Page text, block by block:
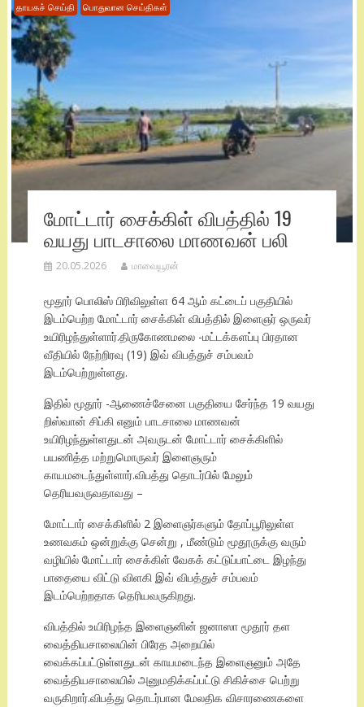
தாயகச் செய்தி பொதுவான செய்திகள்
மோட்டார் சைக்கிள் விபத்தில் 19
வயது பாடசாலை மாணவன் பலி
20.05.2026 மாவையூரன்
மூதூர் பொலிஸ் பிரிவிலுள்ள 64 ஆம் கட்டைப் பகுதியில்
இடம்பெற்ற மோட்டார் சைக்கிள் விபத்தில் இளைஞர் ஒருவர்
உயிரிழந்துள்ளார்.திருகோணமலை -மட்டக்களப்பு பிரதான
வீதியில் நேற்றிரவு (19) இவ் விபத்துச் சம்பவம்
இடம்பெற்றுள்ளது.
இதில் மூதூர் -ஆணைச்சேனை பகுதியை சேர்ந்த 19 வயது
றிஸ்வான் சிப்கி எனும் பாடசாலை மாணவன்
உயிரிழந்துள்ளதுடன் அவருடன் மோட்டார் சைக்கிளில்
பயணித்த மற்றுமொருவர் இளைஞரும்
காயமடைந்துள்ளார்.விபத்து தொடர்பில் மேலும்
தெரியவருவதாவது –
மோட்டார் சைக்கிளில் 2 இளைஞர்களும் தோப்பூரிலுள்ள
உணவகம் ஒன்றுக்கு சென்று , மீண்டும் மூதூருக்கு வரும்
வழியில் மோட்டார் சைக்கிள் வேகக் கட்டுப்பாட்டை இழந்து
பாதையை விட்டு விளகி இவ் விபத்துச் சம்பவம்
இடம்பெற்றதாக தெரியவருகிறது.
விபத்தில் உயிரிழந்த இளைஞனின் ஜனாஸா மூதூர் தள
வைத்தியசாலையின் பிரேத அறையில்
வைக்கப்பட்டுள்ளதுடன் காயமடைந்த இளைஞனும் அதே
வைத்தியசாலையில் அனுமதிக்கப்பட்டு சிகிச்சை பெற்று
வருகிறார்.விபத்து தொடர்பான மேலதிக விசாரணைகளை